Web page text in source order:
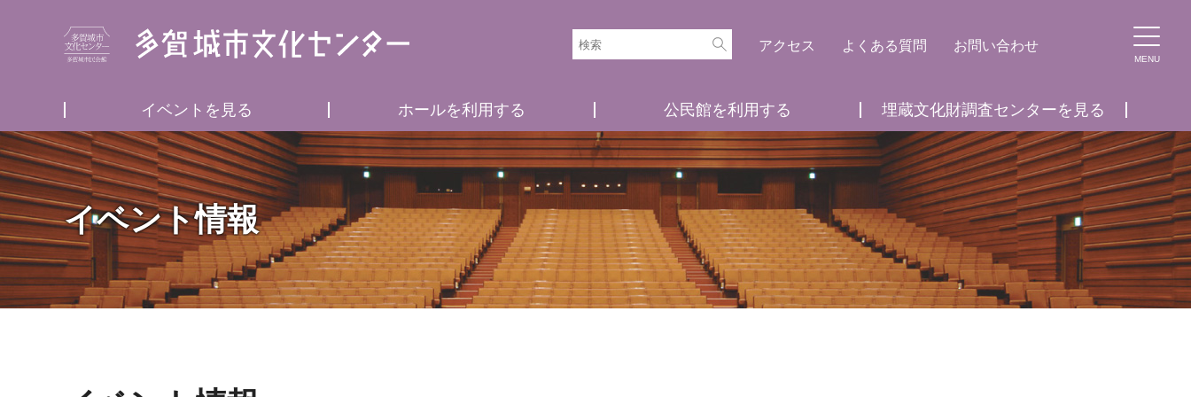
アクセス よくある質問 お問い合わせ
イベントを見る ホールを利用する 公民館を利用する 埋蔵文化財調査センターを見る
MENU
イベント情報